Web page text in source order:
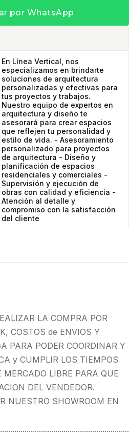
por WhatsApp
En Línea Vertical, nos
especializamos en brindarte
soluciones de arquitectura
personalizadas y efectivas para
tus proyectos y trabajos.
Nuestro equipo de expertos en
arquitectura y diseño te
asesorará para crear espacios
que reflejen tu personalidad y
estilo de vida. - Asesoramiento
personalizado para proyectos
de arquitectura - Diseño y
planificación de espacios
residenciales y comerciales -
Supervisión y ejecución de
obras con calidad y eficiencia -
Atención al detalle y
compromiso con la satisfacción
del cliente
LA COMPRA POR
COSTOS de ENVIOS Y
PARA PODER COORDINAR Y
y CUMPLIR LOS TIEMPOS
MERCADO LIBRE PARA QUE
DEL VENDEDOR.
NUESTRO SHOWROOM EN